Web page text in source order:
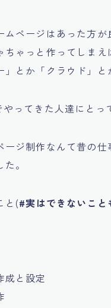
ムページはあった方
ちゃっと作ってしま
とか「クラウド」
ってきた人達にとっ
ージ制作なんて昔の
。
と(#実はできないこと
成と設定